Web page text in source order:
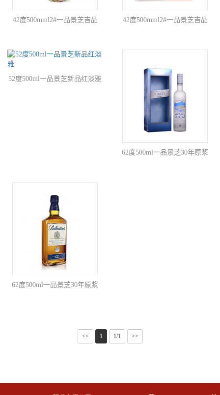
42度500mml2#一品景芝吉品 42度500mml2#一品景芝吉品
52度500ml一品景芝新品红淡雅
62度500ml一品景芝30年原浆
62度500ml一品景芝30年原浆
<< 1 1/1 >>